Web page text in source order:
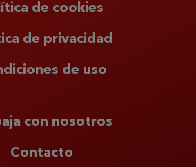
de cookies
de privacidad
de uso
con nosotros
Contacto